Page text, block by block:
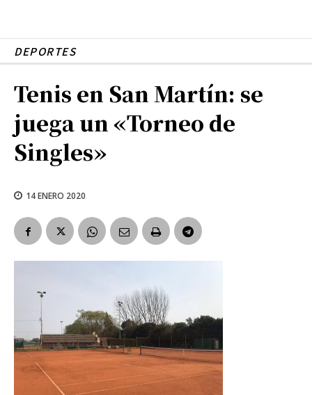
DEPORTES
Tenis en San Martín: se
juega un «Torneo de
Singles»
14 ENERO 2020